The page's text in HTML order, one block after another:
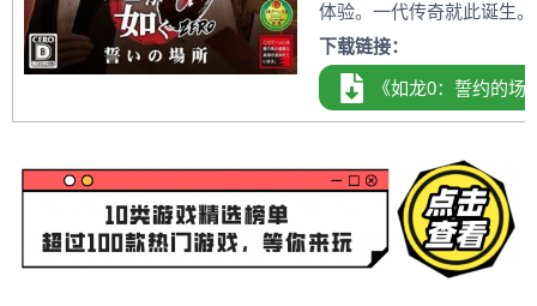
体验。一代传奇就此诞生。
下载链接：
《如龙0：誓约的场